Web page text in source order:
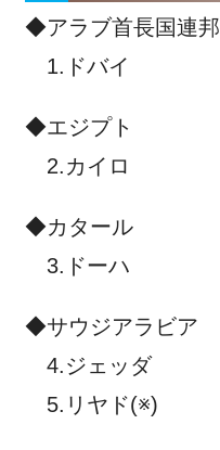
◆アラブ首長国連邦
1.ドバイ
◆エジプト
2.カイロ
◆カタール
3.ドーハ
◆サウジアラビア
4.ジェッダ
5.リヤド(※)